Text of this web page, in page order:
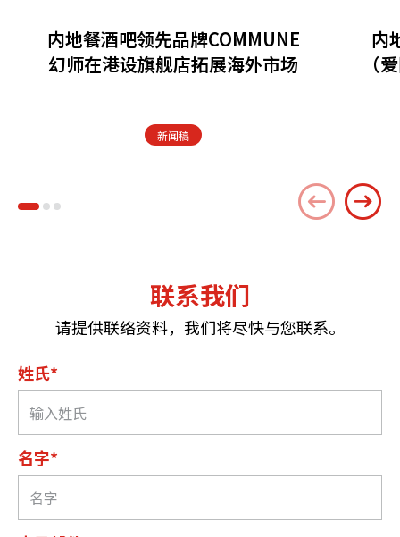
内地餐酒吧领先品牌COMMUNE
幻师在港设旗舰店拓展海外市场
新闻稿
内
（
联系我们
请提供联络资料，我们将尽快与您联系。
姓氏*
名字*